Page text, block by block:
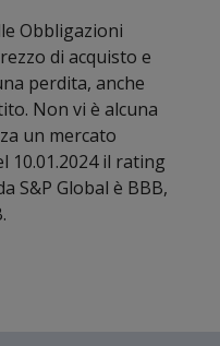
Obbligazioni
di acquisto e
perdita, anche
Non vi è alcuna
un mercato
10.01.2024 il rating
S&P Global è BBB,